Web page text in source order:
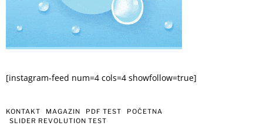
[instagram-feed num=4 cols=4 showfollow=true]
KONTAKT MAGAZIN PDF TEST
POČETNA
SLIDER REVOLUTION TEST